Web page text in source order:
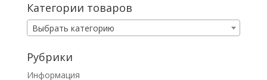
Категории товаров
Выбрать категорию
Рубрики
Информация